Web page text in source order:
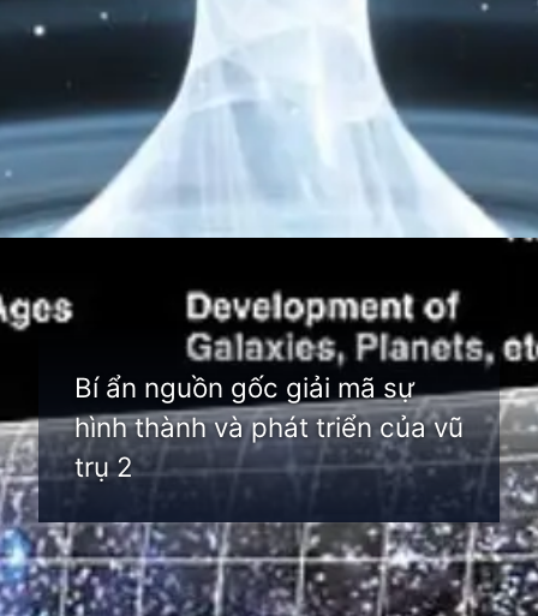
Bí ẩn nguồn gốc giải mã sự
hình thành và phát triển của vũ
trụ 2